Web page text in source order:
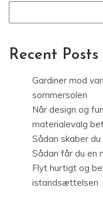
Recent Posts
Gardiner mod
sommersolen
Når design og
materialevalg
Sådan skaber
Sådan får du en
Flyt hurtigt og
istandsættelsen